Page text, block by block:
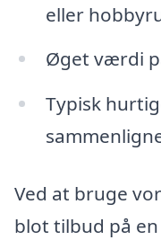
eller
Øget værdi
Typisk
Ved at bruge
blot tilbud på